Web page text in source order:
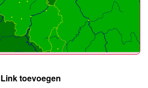
Link toevoegen